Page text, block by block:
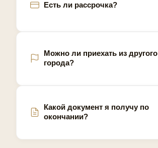
Есть ли рассрочка?
Можно ли приехать из другого
города?
Какой документ я получу по
окончании?